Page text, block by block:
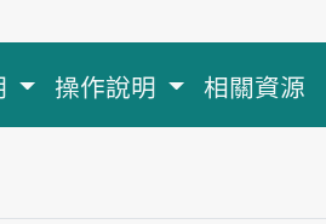
操作說明 相關資源